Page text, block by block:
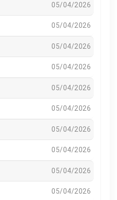
05/04/2026
05/04/2026
05/04/2026
05/04/2026
05/04/2026
05/04/2026
05/04/2026
05/04/2026
05/04/2026
05/04/2026